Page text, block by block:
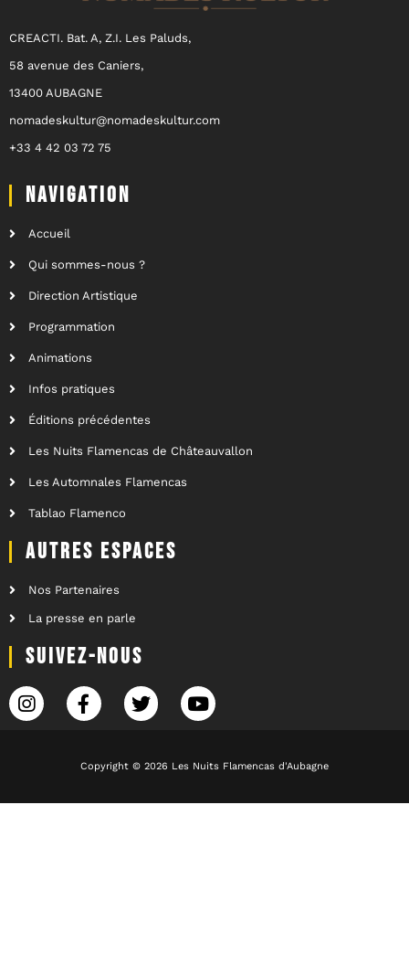
CREACTI. Bat. A, Z.I. Les Paluds,
58 avenue des Caniers,
13400 AUBAGNE
nomadeskultur@nomadeskultur.com
+33 4 42 03 72 75
NAVIGATION
Accueil
Qui sommes-nous ?
Direction Artistique
Programmation
Animations
Infos pratiques
Éditions précédentes
Les Nuits Flamencas de Châteauvallon
Les Automnales Flamencas
Tablao Flamenco
AUTRES ESPACES
Nos Partenaires
La presse en parle
SUIVEZ-NOUS
Copyright © 2026 Les Nuits Flamencas d'Aubagne